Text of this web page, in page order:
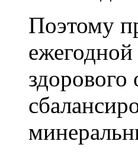
Поэтому
ежегодной